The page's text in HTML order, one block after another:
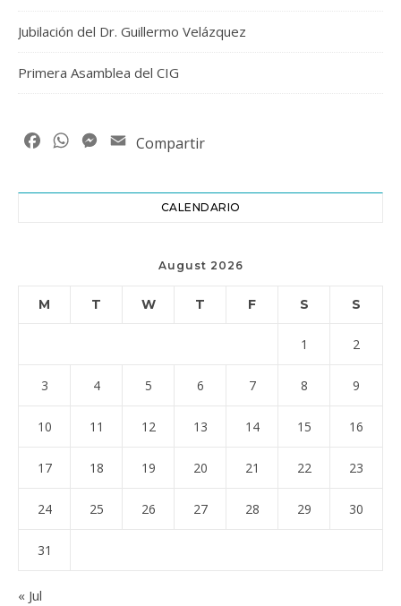
Jubilación del Dr. Guillermo Velázquez
Primera Asamblea del CIG
FacebookWhatsAppMessenger
Email
Compartir
CALENDARIO
August 2026
M T W T F S S
1 2
3 4 5 6 7 8 9
10 11 12 13 14 15 16
17 18 19 20 21 22 23
24 25 26 27 28 29 30
31
« Jul